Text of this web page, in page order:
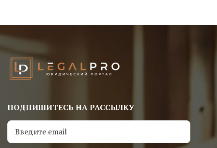
ПОДПИШИТЕСЬ НА РАССЫЛКУ